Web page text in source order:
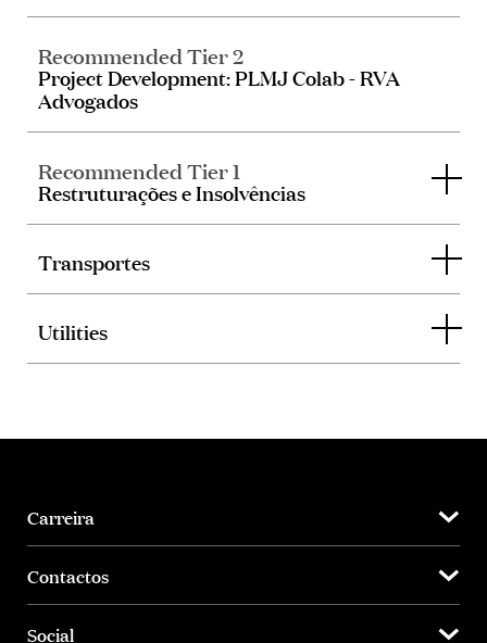
Recommended Tier 2
Project Development: PLMJ Colab - RVA
Advogados
Recommended Tier 1
Restruturações e Insolvências
Transportes
Utilities
Carreira
Contactos
Social